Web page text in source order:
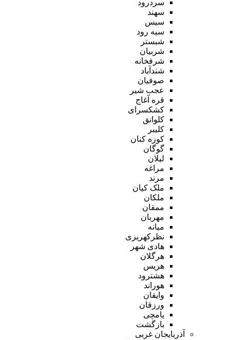
سردرود
سهند
سیس
سیه رود
شبستر
شربیان
شرفخانه
شندآباد
صوفیان
عجب شیر
قره آغاج
کشکسرای
کلوانق
کلیبر
کوزه کنان
گوگان
لیلان
مراغه
مرند
ملک کیان
ملکان
ممقان
مهربان
میانه
نظرکهریزی
هادی شهر
هرگلان
هریس
هشترود
هوراند
وایقان
ورزقان
یامچی
بازگشت
آذربایجان غربی